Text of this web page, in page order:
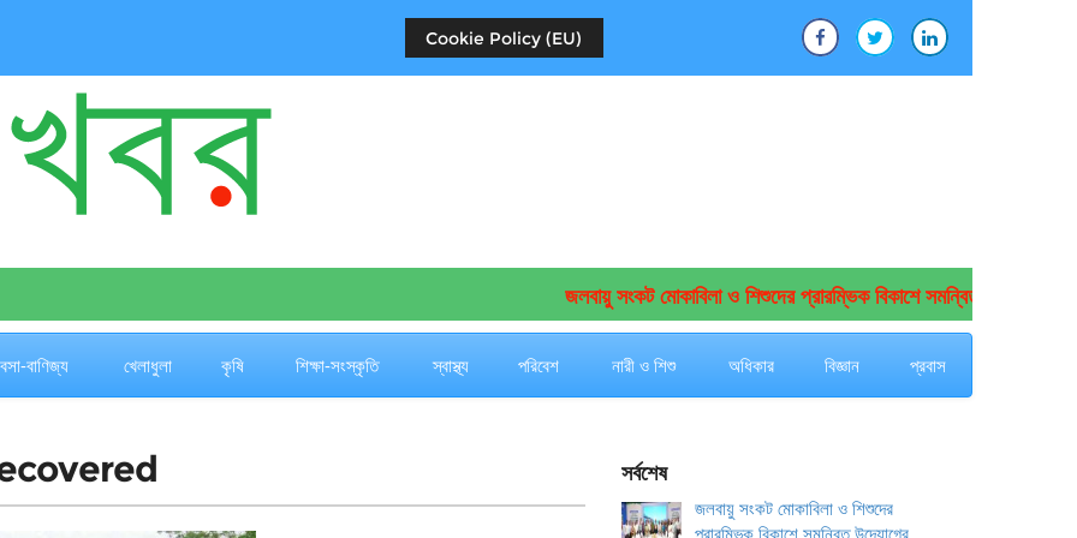
Cookie Policy (EU)
জলবায়ু সংকট মোকাবিলা ও শিশুদের প্রারম্ভিক বিকাশে সমন্বিত উদ্যোগের আহ্বান
বাণিজ্য খেলাধুলা কৃষি শিক্ষা-সংস্কৃতি স্বাস্থ্য পরিবেশ নারী ও শিশু অধিকার বিজ্ঞান প্রবাস
সর্বশেষ
জলবায়ু সংকট মোকাবিলা ও শিশুদের
প্রারম্ভিক বিকাশে সমন্বিত উদ্যোগের